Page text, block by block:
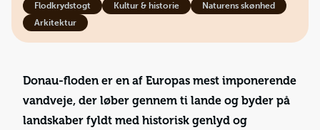
Flodkrydstogt
Kultur & historie
Naturens skønhed
Arkitektur
Donau-floden er en af Europas mest imponerende
vandveje, der løber gennem ti lande og byder på
landskaber fyldt med historisk genlyd og